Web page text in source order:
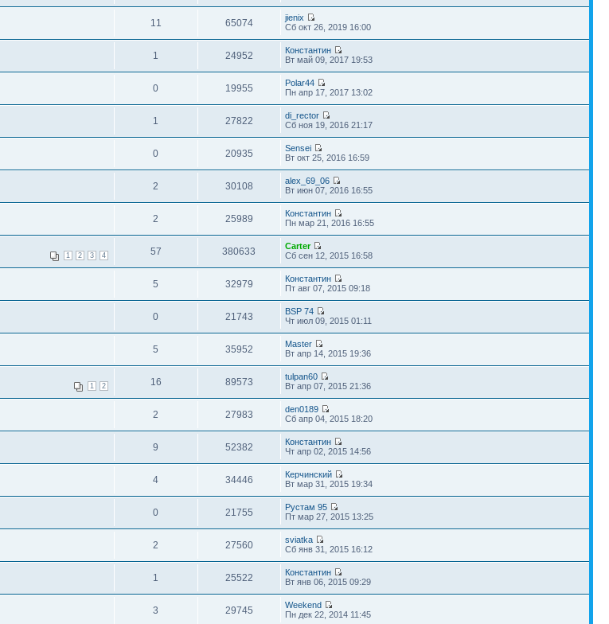
11 65074
jienix
Сб окт 26, 2019 16:00
1 24952
Константин
Вт май 09, 2017 19:53
0 19955
Polar44
Пн апр 17, 2017 13:02
1 27822
di_rector
Сб ноя 19, 2016 21:17
0 20935
Sensei
Вт окт 25, 2016 16:59
2 30108
alex_69_06
Вт июн 07, 2016 16:55
2 25989
Константин
Пн мар 21, 2016 16:55
1 2 3 4 57 380633
Carter
Сб сен 12, 2015 16:58
5 32979
Константин
Пт авг 07, 2015 09:18
0 21743
BSP 74
Чт июл 09, 2015 01:11
5 35952
Master
Вт апр 14, 2015 19:36
1 2 16 89573
tulpan60
Вт апр 07, 2015 21:36
2 27983
den0189
Сб апр 04, 2015 18:20
9 52382
Константин
Чт апр 02, 2015 14:56
4 34446
Керчинский
Вт мар 31, 2015 19:34
0 21755
Рустам 95
Пт мар 27, 2015 13:25
2 27560
sviatka
Сб янв 31, 2015 16:12
1 25522
Константин
Вт янв 06, 2015 09:29
3 29745
Weekend
Пн дек 22, 2014 11:45